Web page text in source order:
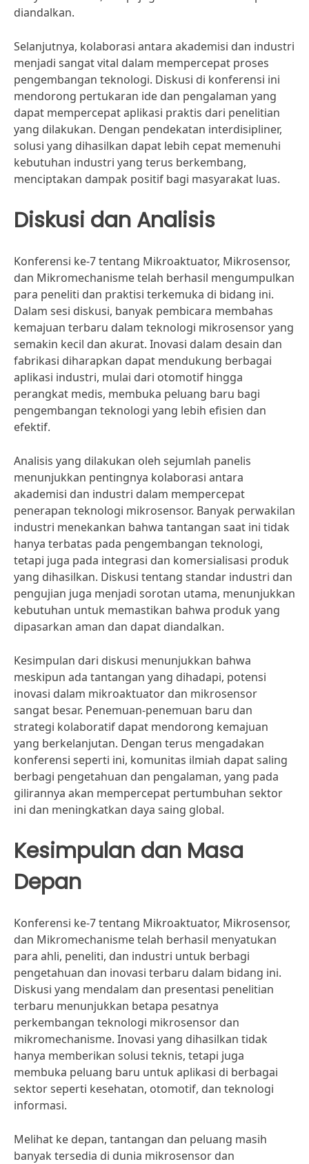
diandalkan.
Selanjutnya, kolaborasi antara akademisi dan industri
menjadi sangat vital dalam mempercepat proses
pengembangan teknologi. Diskusi di konferensi ini
mendorong pertukaran ide dan pengalaman yang
dapat mempercepat aplikasi praktis dari penelitian
yang dilakukan. Dengan pendekatan interdisipliner,
solusi yang dihasilkan dapat lebih cepat memenuhi
kebutuhan industri yang terus berkembang,
menciptakan dampak positif bagi masyarakat luas.
Diskusi dan Analisis
Konferensi ke-7 tentang Mikroaktuator, Mikrosensor,
dan Mikromechanisme telah berhasil mengumpulkan
para peneliti dan praktisi terkemuka di bidang ini.
Dalam sesi diskusi, banyak pembicara membahas
kemajuan terbaru dalam teknologi mikrosensor yang
semakin kecil dan akurat. Inovasi dalam desain dan
fabrikasi diharapkan dapat mendukung berbagai
aplikasi industri, mulai dari otomotif hingga
perangkat medis, membuka peluang baru bagi
pengembangan teknologi yang lebih efisien dan
efektif.
Analisis yang dilakukan oleh sejumlah panelis
menunjukkan pentingnya kolaborasi antara
akademisi dan industri dalam mempercepat
penerapan teknologi mikrosensor. Banyak perwakilan
industri menekankan bahwa tantangan saat ini tidak
hanya terbatas pada pengembangan teknologi,
tetapi juga pada integrasi dan komersialisasi produk
yang dihasilkan. Diskusi tentang standar industri dan
pengujian juga menjadi sorotan utama, menunjukkan
kebutuhan untuk memastikan bahwa produk yang
dipasarkan aman dan dapat diandalkan.
Kesimpulan dari diskusi menunjukkan bahwa
meskipun ada tantangan yang dihadapi, potensi
inovasi dalam mikroaktuator dan mikrosensor
sangat besar. Penemuan-penemuan baru dan
strategi kolaboratif dapat mendorong kemajuan
yang berkelanjutan. Dengan terus mengadakan
konferensi seperti ini, komunitas ilmiah dapat saling
berbagi pengetahuan dan pengalaman, yang pada
gilirannya akan mempercepat pertumbuhan sektor
ini dan meningkatkan daya saing global.
Kesimpulan dan Masa
Depan
Konferensi ke-7 tentang Mikroaktuator, Mikrosensor,
dan Mikromechanisme telah berhasil menyatukan
para ahli, peneliti, dan industri untuk berbagi
pengetahuan dan inovasi terbaru dalam bidang ini.
Diskusi yang mendalam dan presentasi penelitian
terbaru menunjukkan betapa pesatnya
perkembangan teknologi mikrosensor dan
mikromechanisme. Inovasi yang dihasilkan tidak
hanya memberikan solusi teknis, tetapi juga
membuka peluang baru untuk aplikasi di berbagai
sektor seperti kesehatan, otomotif, dan teknologi
informasi.
Melihat ke depan, tantangan dan peluang masih
banyak tersedia di dunia mikrosensor dan